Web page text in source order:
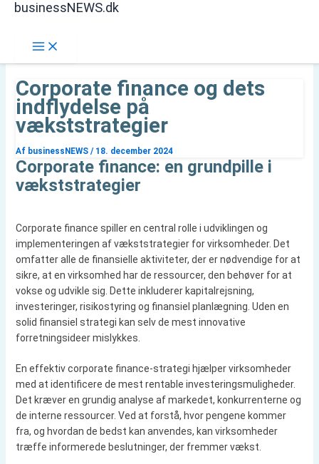
businessNEWS.dk
Corporate finance og dets
indflydelse på
vækststrategier
Af businessNEWS / 18. december 2024
Corporate finance: en grundpille i
vækststrategier
Corporate finance spiller en central rolle i udviklingen og
implementeringen af vækststrategier for virksomheder. Det
omfatter alle de finansielle aktiviteter, der er nødvendige for at
sikre, at en virksomhed har de ressourcer, den behøver for at
vokse og udvikle sig. Dette inkluderer kapitalrejsning,
investeringer, risikostyring og finansiel planlægning. Uden en
solid finansiel strategi kan selv de mest innovative
forretningsideer mislykkes.
En effektiv corporate finance-strategi hjælper virksomheder
med at identificere de mest rentable investeringsmuligheder.
Det kræver en grundig analyse af markedet, konkurrenterne og
de interne ressourcer. Ved at forstå, hvor pengene kommer
fra, og hvordan de bedst kan anvendes, kan virksomheder
træffe informerede beslutninger, der fremmer vækst.